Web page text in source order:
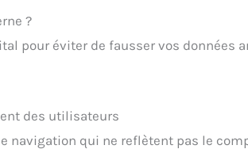
?
pour éviter de fausser vos données
des utilisateurs
navigation qui ne reflètent pas le